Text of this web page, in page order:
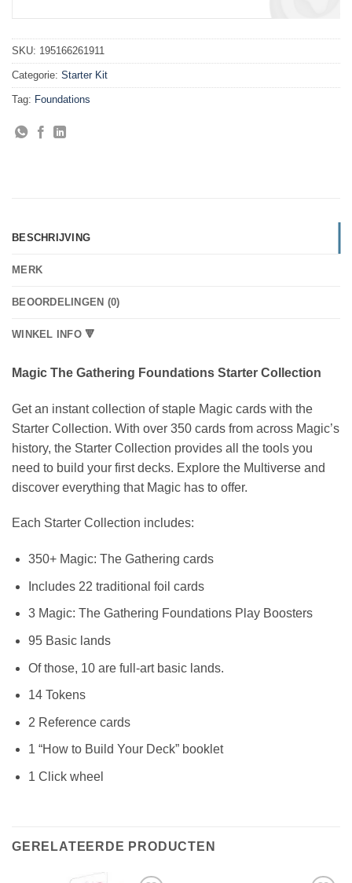
SKU: 195166261911
Categorie: Starter Kit
Tag: Foundations
BESCHRIJVING
MERK
BEOORDELINGEN (0)
WINKEL INFO 🔻
Magic The Gathering Foundations Starter Collection
Get an instant collection of staple Magic cards with the
Starter Collection. With over 350 cards from across Magic’s
history, the Starter Collection provides all the tools you
need to build your first decks. Explore the Multiverse and
discover everything that Magic has to offer.
Each Starter Collection includes:
350+ Magic: The Gathering cards
Includes 22 traditional foil cards
3 Magic: The Gathering Foundations Play Boosters
95 Basic lands
Of those, 10 are full-art basic lands.
14 Tokens
2 Reference cards
1 “How to Build Your Deck” booklet
1 Click wheel
GERELATEERDE PRODUCTEN